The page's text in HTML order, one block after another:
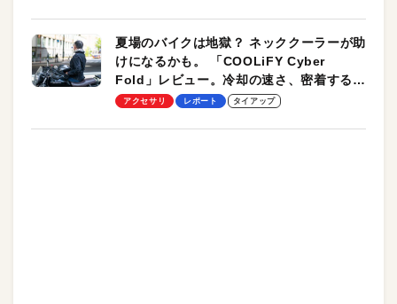
夏場のバイクは地獄？ ネッククーラーが助
けになるかも。 「COOLiFY Cyber
Fold」レビュー。冷却の速さ、密着する冷
却プレート、シンプルな操作性がグッド！
アクセサリ レポート タイアップ